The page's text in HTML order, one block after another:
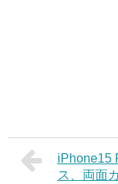
iPhone15
ス、両面